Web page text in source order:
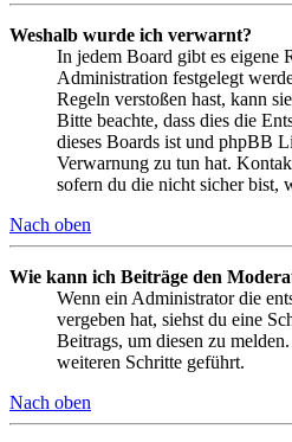
Weshalb wurde ich verwarnt?
In jedem Board gibt es eigene
Administration festgelegt
Regeln verstoßen hast, kann
Bitte beachte, dass dies die
dieses Boards ist und phpBB
Verwarnung zu tun hat.
sofern du die nicht sicher bist,
Nach oben
Wie kann ich Beiträge den
Wenn ein Administrator die
vergeben hat, siehst du eine
Beitrags, um diesen zu
weiteren Schritte geführt.
Nach oben